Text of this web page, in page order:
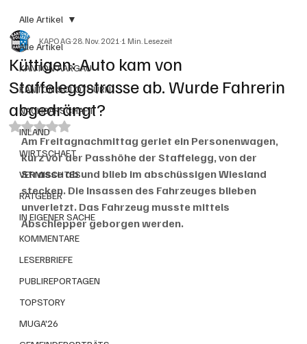
Alle Artikel
KANTON AARGAU
KANTON SOLOTHURN
NACHBARSCHAFT
INLAND
WIRTSCHAFT
VERMISCHTES
RATGEBER
IN EIGENER SACHE
KOMMENTARE
LESERBRIEFE
PUBLIREPORTAGEN
TOPSTORY
MUGA'26
Alle Artikel
Küttigen: Auto kam von
Staffeleggstrasse ab. Wurde Fahrerin
abgedrängt?
KAPO AG28. Nov. 20211 Min. Lesezeit
Mit NaN von 5 Sternen bewertet.
Am Freitagnachmittag geriet ein Personenwagen,
kurz vor der Passhöhe der Staffelegg, von der
Strasse ab und blieb im abschüssigen Wiesland
stecken. Die Insassen des Fahrzeuges blieben
unverletzt. Das Fahrzeug musste mittels
Abschlepper geborgen werden.